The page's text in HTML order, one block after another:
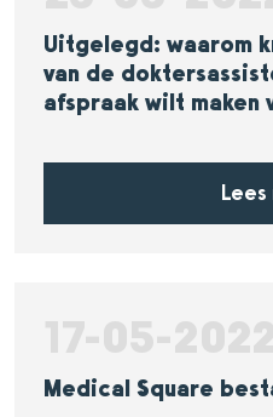
Uitgelegd: waarom
van de
afspraak wilt maken
Lees
Medical Square